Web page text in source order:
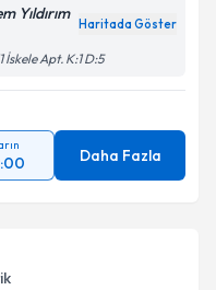
Yıldırım
Haritada Göster
Apt. K:1 D:5
Daha Fazla